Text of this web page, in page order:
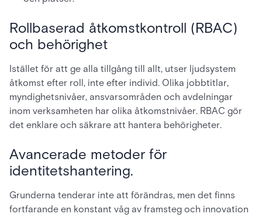
Rollbaserad åtkomstkontroll (RBAC)
och behörighet
Istället för att ge alla tillgång till allt, utser ljudsystem
åtkomst efter roll, inte efter individ. Olika jobbtitlar,
myndighetsnivåer, ansvarsområden och avdelningar
inom verksamheten har olika åtkomstnivåer. RBAC gör
det enklare och säkrare att hantera behörigheter.
Avancerade metoder för
identitetshantering.
Grunderna tenderar inte att förändras, men det finns
fortfarande en konstant våg av framsteg och innovation